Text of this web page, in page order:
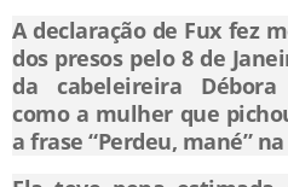
A declaração de Fux fez
dos presos pelo 8 de
da cabeleireira Débora
como a mulher que
a frase “Perdeu, mané”